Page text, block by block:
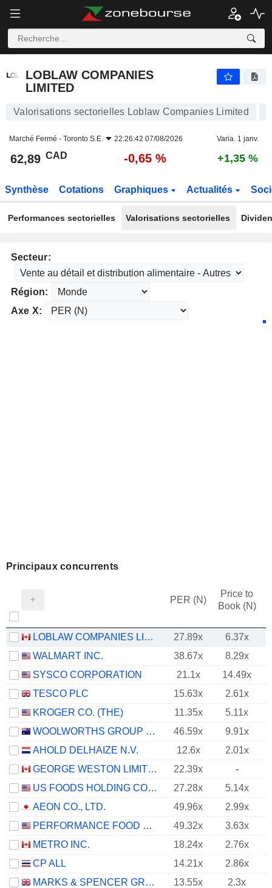
LOBLAW COMPANIES
LIMITED
Valorisations sectorielles Loblaw Companies Limited
Marché Fermé - Toronto S.E. 22:26:42 07/08/2026 Varia. 1 janv.
62,89 CAD -0,65 % +1,35 %
Synthèse Cotations Graphiques Actualités
Performances sectorielles Valorisations sectorielles
Secteur:
Région:
Axe X:
Principaux concurrents
PER (N)
Price to
Book (N)
LOBLAW COMPANIES LIMITED 27.89x 6.37x
WALMART INC.
38.67x
8.29x
SYSCO CORPORATION
21.1x
14.49x
TESCO PLC
15.63x
2.61x
KROGER CO. (THE)
11.35x
5.11x
WOOLWORTHS GROUP LIMITED
46.59x
9.91x
AHOLD DELHAIZE N.V.
12.6x
2.01x
GEORGE WESTON LIMITED
22.39x
-
US FOODS HOLDING CORP.
27.28x
5.14x
AEON CO., LTD.
49.96x 2.99x
PERFORMANCE FOOD GROUP COMPANY
49.32x
3.63x
METRO INC.
18.24x
2.76x
CP ALL
14.21x
2.86x
MARKS & SPENCER GROUP PLC
13.55x
2.3x